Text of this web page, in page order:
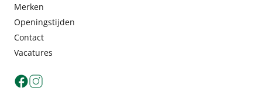
Merken
Openingstijden
Contact
Vacatures